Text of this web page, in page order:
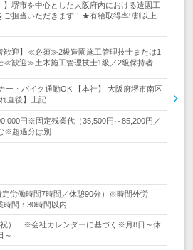
】堺市を中心とした大阪府内における造園工
ご担当いただきます！★有給取得率9割以上
歓迎】≪必須≫2級造園施工管理技士または1
≪歓迎≫土木施工管理技士1級／2級保持者
・バイク通勤OK 【本社】 大阪府堺市南区
直後】上記…
円※固定残業代（35,500円～85,200円／
※超過分は別…
定労働時間7時間／休憩90分）※時間外労
間：30時間以内
） ※会社カレンダーに基づく※月8日～休
～